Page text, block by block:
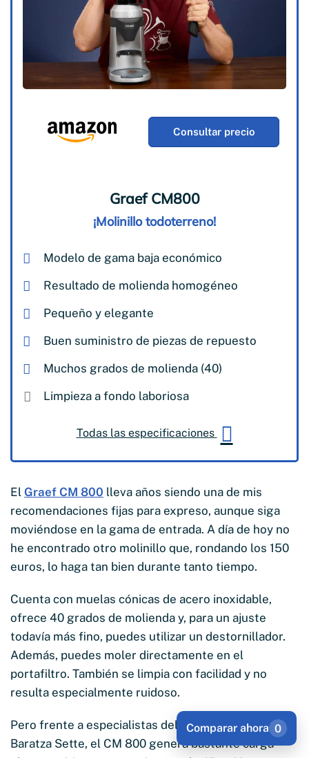
Comparar ahora 0
Graef CM800
¡Molinillo todoterreno!
Modelo de gama baja económico
Resultado de molienda homogéneo
Pequeño y elegante
Buen suministro de piezas de repuesto
Muchos grados de molienda (40)
Limpieza a fondo laboriosa
Consultar precio
Todas las especificaciones
El Graef CM 800 lleva años siendo una de mis
recomendaciones fijas para expreso, aunque siga
moviéndose en la gama de entrada. A día de hoy no
he encontrado otro molinillo que, rondando los 150
euros, lo haga tan bien durante tanto tiempo.
Cuenta con muelas cónicas de acero inoxidable,
ofrece 40 grados de molienda y, para un ajuste
todavía más fino, puedes utilizar un destornillador.
Además, puedes moler directamente en el
portafiltro. También se limpia con facilidad y no
resulta especialmente ruidoso.
Pero frente a especialistas del expreso como el
Baratza Sette, el CM 800 genera bastante carga